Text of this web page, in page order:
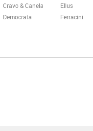
Cravo & Canela
Democrata
Ellus
Ferracini